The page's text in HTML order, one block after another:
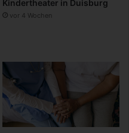
Kindertheater in Duisburg
vor 4 Wochen